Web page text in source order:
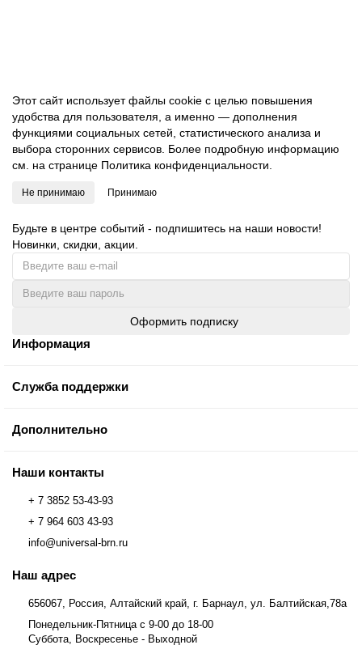
Этот сайт использует файлы cookie с целью повышения
удобства для пользователя, а именно — дополнения
функциями социальных сетей, статистического анализа и
выбора сторонних сервисов. Более подробную информацию
см. на странице Политика конфиденциальности.
Не принимаю Принимаю
Будьте в центре событий - подпишитесь на наши новости!
Новинки, скидки, акции.
Оформить подписку
Информация
Служба поддержки
Дополнительно
Наши контакты
+ 7 3852 53-43-93
+ 7 964 603 43-93
info@universal-brn.ru
Наш адрес
656067, Россия, Алтайский край, г. Барнаул, ул. Балтийская,78а
Понедельник-Пятница с 9-00 до 18-00
Суббота, Воскресенье - Выходной